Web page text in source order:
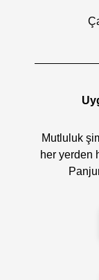
Mutluluk
her yerden